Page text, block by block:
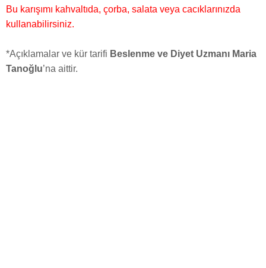
Bu karışımı kahvaltıda, çorba, salata veya cacıklarınızda
kullanabilirsiniz.
*Açıklamalar ve kür tarifi Beslenme ve Diyet Uzmanı Maria
Tanoğlu’na aittir.